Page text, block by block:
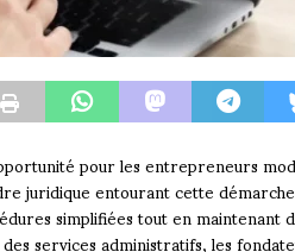
pour les entrepreneurs
juridique entourant cette
simplifiées tout en maintenant